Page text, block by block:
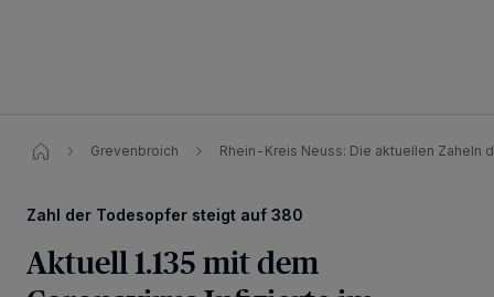
Grevenbroich Rhein-Kreis Neuss: Die aktuellen Zaheln
Zahl der Todesopfer steigt auf 380
Aktuell 1.135 mit dem